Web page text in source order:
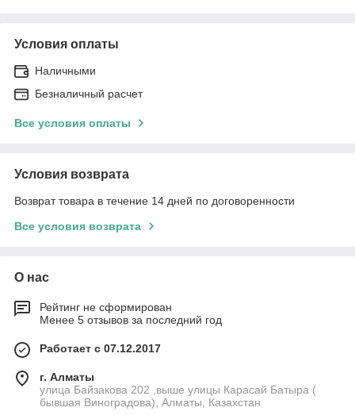
Условия оплаты
Наличными
Безналичный расчет
Все условия оплаты
Условия возврата
Возврат товара в течение 14 дней по договоренности
Все условия возврата
О нас
Рейтинг не сформирован
Менее 5 отзывов за последний год
Работает с 07.12.2017
г. Алматы
улица Байзакова 202 ,выше улицы Карасай Батыра (
бывшая Виноградова), Алматы, Казахстан